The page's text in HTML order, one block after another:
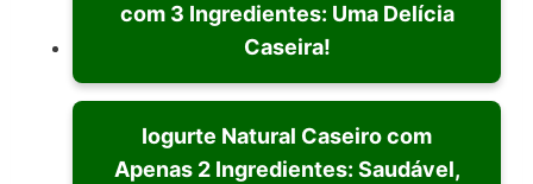
com 3 Ingredientes: Uma Delícia
Caseira!
Iogurte Natural Caseiro com
Apenas 2 Ingredientes: Saudável,